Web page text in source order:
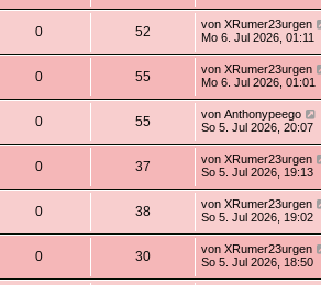
0 52 von XRumer23urgen
Mo 6. Jul 2026, 01:11
0 55 von XRumer23urgen
Mo 6. Jul 2026, 01:01
0 55 von Anthonypeego
So 5. Jul 2026, 20:07
0 37 von XRumer23urgen
So 5. Jul 2026, 19:13
0 38 von XRumer23urgen
So 5. Jul 2026, 19:02
0 30 von XRumer23urgen
So 5. Jul 2026, 18:50